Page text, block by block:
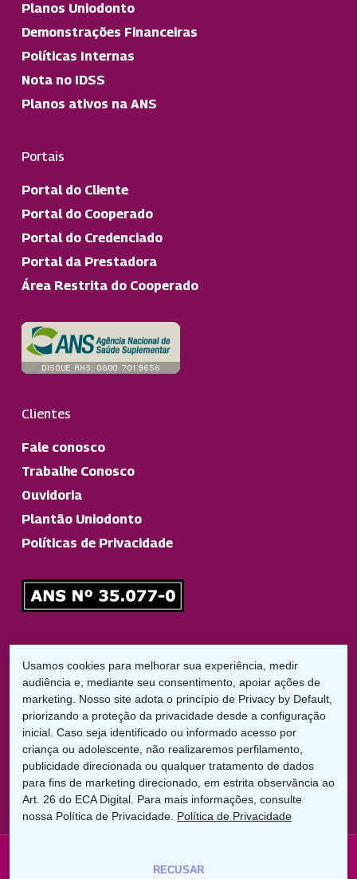
Planos Uniodonto
Demonstrações Financeiras
Políticas Internas
Nota no IDSS
Planos ativos na ANS
Portais
Portal do Cliente
Portal do Cooperado
Portal do Credenciado
Portal da Prestadora
Área Restrita do Cooperado
Clientes
Fale conosco
Trabalhe Conosco
Ouvidoria
Plantão Uniodonto
Políticas de Privacidade
Dr. Diego Garbelini Lorena
CRO/PR: 21826
LGPD:
Encarregado de Proteção de Dados
Cláudio C. Braga
dpo@uniodontolondrina.coop.br
Usamos cookies para melhorar sua experiência, medir
audiência e, mediante seu consentimento, apoiar ações de
marketing. Nosso site adota o princípio de Privacy by Default,
priorizando a proteção da privacidade desde a configuração
inicial. Caso seja identificado ou informado acesso por
criança ou adolescente, não realizaremos perfilamento,
publicidade direcionada ou qualquer tratamento de dados
para fins de marketing direcionado, em estrita observância ao
Art. 26 do ECA Digital. Para mais informações, consulte
nossa Política de Privacidade. Política de Privacidade
RECUSAR